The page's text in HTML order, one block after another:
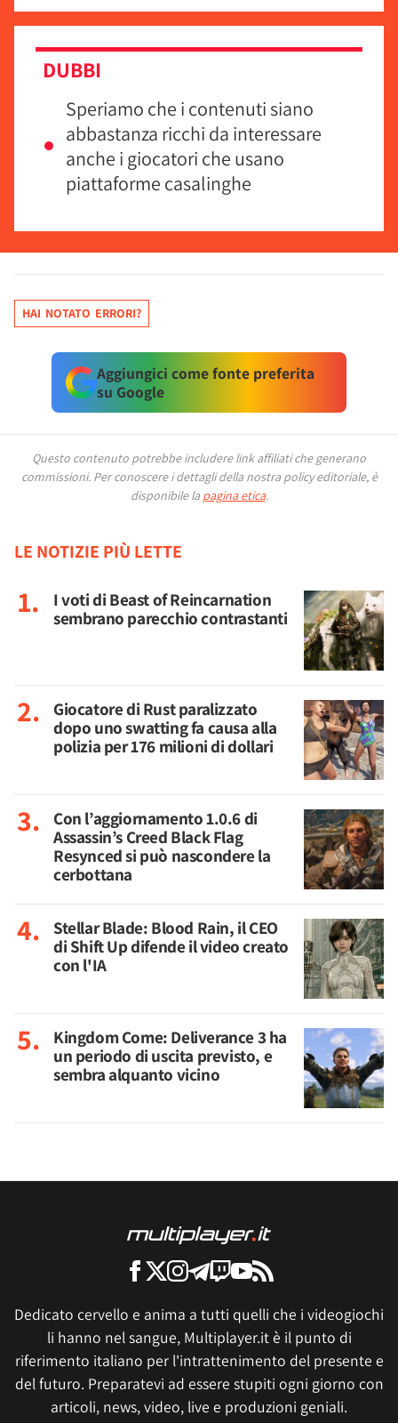
DUBBI
Speriamo che i contenuti siano
abbastanza ricchi da interessare
anche i giocatori che usano
piattaforme casalinghe
HAI NOTATO ERRORI?
Aggiungici come fonte preferita
su Google
Questo contenuto potrebbe includere link affiliati che generano
commissioni. Per conoscere i dettagli della nostra policy editoriale, è
disponibile la pagina etica.
LE NOTIZIE PIÙ LETTE
I voti di Beast of Reincarnation
sembrano parecchio contrastanti
Giocatore di Rust paralizzato
dopo uno swatting fa causa alla
polizia per 176 milioni di dollari
Con l’aggiornamento 1.0.6 di
Assassin’s Creed Black Flag
Resynced si può nascondere la
cerbottana
Stellar Blade: Blood Rain, il CEO
di Shift Up difende il video creato
con l'IA
Kingdom Come: Deliverance 3 ha
un periodo di uscita previsto, e
sembra alquanto vicino
Dedicato cervello e anima a tutti quelli che i videogiochi
li hanno nel sangue, Multiplayer.it è il punto di
riferimento italiano per l'intrattenimento del presente e
del futuro. Preparatevi ad essere stupiti ogni giorno con
articoli, news, video, live e produzioni geniali.